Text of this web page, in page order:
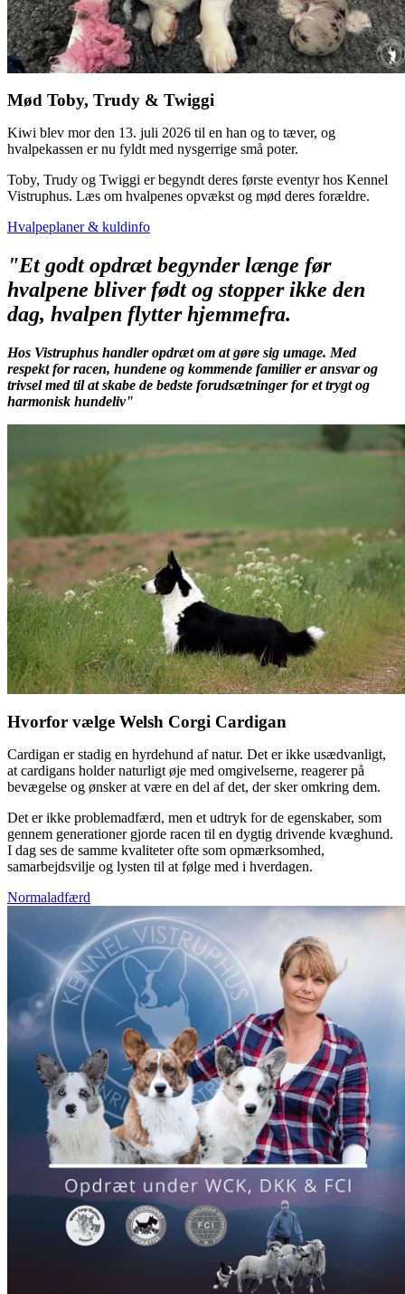
Mød Toby, Trudy & Twiggi
Kiwi blev mor den 13. juli 2026 til en han og to tæver, og
hvalpekassen er nu fyldt med nysgerrige små poter.
Toby, Trudy og Twiggi er begyndt deres første eventyr hos Kennel
Vistruphus. Læs om hvalpenes opvækst og mød deres forældre.
Hvalpeplaner & kuldinfo
"Et godt opdræt begynder længe før
hvalpene bliver født og stopper ikke den
dag, hvalpen flytter hjemmefra.
Hos Vistruphus handler opdræt om at gøre sig umage. Med
respekt for racen, hundene og kommende familier er ansvar og
trivsel med til at skabe de bedste forudsætninger for et trygt og
harmonisk hundeliv"
Hvorfor vælge Welsh Corgi Cardigan
Cardigan er stadig en hyrdehund af natur. Det er ikke usædvanligt,
at cardigans holder naturligt øje med omgivelserne, reagerer på
bevægelse og ønsker at være en del af det, der sker omkring dem.
Det er ikke problemadfærd, men et udtryk for de egenskaber, som
gennem generationer gjorde racen til en dygtig drivende kvæghund.
I dag ses de samme kvaliteter ofte som opmærksomhed,
samarbejdsvilje og lysten til at følge med i hverdagen.
Normaladfærd